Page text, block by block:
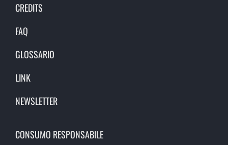
CREDITS
FAQ
GLOSSARIO
LINK
NEWSLETTER
CONSUMO RESPONSABILE